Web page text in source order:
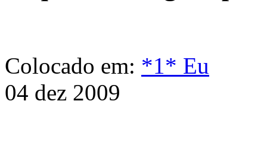
Colocado em: *1* Eu
04 dez 2009